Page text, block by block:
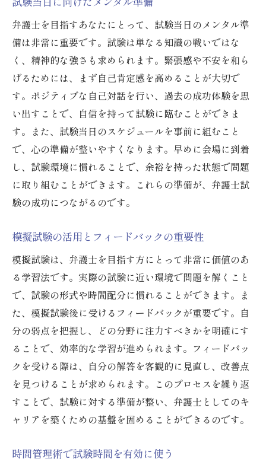
弁護士を目指すあなたにとって、試験当日のメンタル準
備は非常に重要です。試験は単なる知識の戦いではな
く、精神的な強さも求められます。緊張感や不安を和ら
げるためには、まず自己肯定感を高めることが大切で
す。ポジティブな自己対話を行い、過去の成功体験を思
い出すことで、自信を持って試験に臨むことができま
す。また、試験当日のスケジュールを事前に組むこと
で、心の準備が整いやすくなります。早めに会場に到着
し、試験環境に慣れることで、余裕を持った状態で問題
に取り組むことができます。これらの準備が、弁護士試
験の成功につながるのです。
模擬試験の活用とフィードバックの重要性
模擬試験は、弁護士を目指す方にとって非常に価値のあ
る学習法です。実際の試験に近い環境で問題を解くこと
で、試験の形式や時間配分に慣れることができます。ま
た、模擬試験後に受けるフィードバックが重要です。自
分の弱点を把握し、どの分野に注力すべきかを明確にす
ることで、効率的な学習が進められます。フィードバッ
クを受ける際は、自分の解答を客観的に見直し、改善点
を見つけることが求められます。このプロセスを繰り返
すことで、試験に対する準備が整い、弁護士としてのキ
ャリアを築くための基盤を固めることができるのです。
時間管理術で試験時間を有効に使う